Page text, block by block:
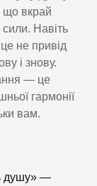
що вкрай
Навіть
не привід
і знову.
— це
гармонії
вам.
душу» —